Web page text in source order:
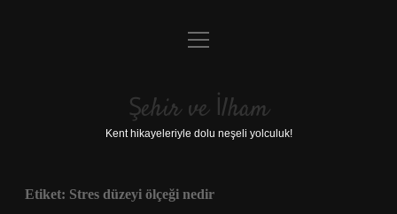
Anasayfa
Yasal Uyarı
menüyü
Şehir ve İlham
Kent hikayeleriyle dolu neşeli yolculuk!
Etiket: Stres düzeyi ölçeği nedir